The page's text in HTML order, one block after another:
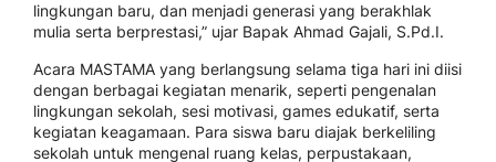
lingkungan baru, dan menjadi generasi yang berakhlak
mulia serta berprestasi,” ujar Bapak Ahmad Gajali, S.Pd.I.
Acara MASTAMA yang berlangsung selama tiga hari ini diisi
dengan berbagai kegiatan menarik, seperti pengenalan
lingkungan sekolah, sesi motivasi, games edukatif, serta
kegiatan keagamaan. Para siswa baru diajak berkeliling
sekolah untuk mengenal ruang kelas, perpustakaan,